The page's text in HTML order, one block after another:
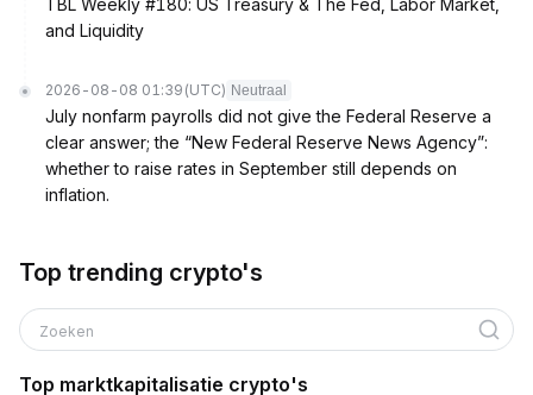
TBL Weekly #180: US Treasury & The Fed, Labor Market,
and Liquidity
2026-08-08 01:39 (UTC) Neutraal
July nonfarm payrolls did not give the Federal Reserve a
clear answer; the “New Federal Reserve News Agency”:
whether to raise rates in September still depends on
inflation.
Top trending crypto's
Zoeken
Top marktkapitalisatie crypto's